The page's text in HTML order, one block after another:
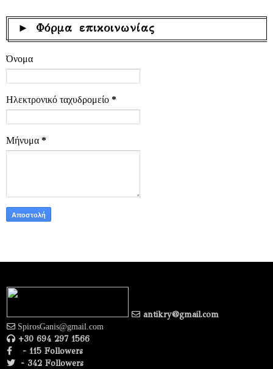
► Φόρμα επικοινωνίας
Όνομα
Ηλεκτρονικό ταχυδρομείο *
Μήνυμα *
antikry@gmail.com
SpirosGanis@gmail.com
+30 694 297 1566
- 115 Followers
- 342 Followers